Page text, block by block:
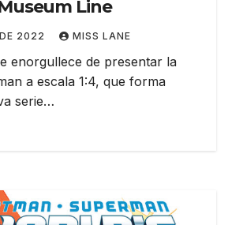
Line
DE 2022 MISS LANE
enorgullece de presentar la
a escala 1:4, que forma
serie…